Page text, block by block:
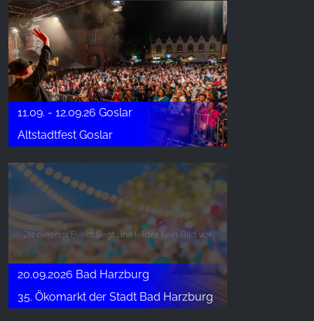
11.09. - 12.09.26 Goslar
Altstadtfest Goslar
20.09.2026 Bad Harzburg
35. Ökomarkt der Stadt Bad Harzburg